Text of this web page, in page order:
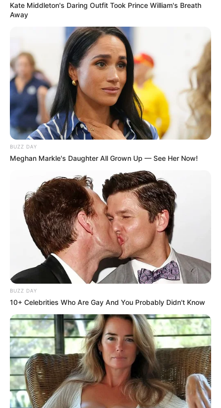
Kate Middleton's Daring Outfit Took Prince William's Breath
Away
BUZZ DAY
Meghan Markle's Daughter All Grown Up — See Her Now!
BUZZ DAY
10+ Celebrities Who Are Gay And You Probably Didn't Know